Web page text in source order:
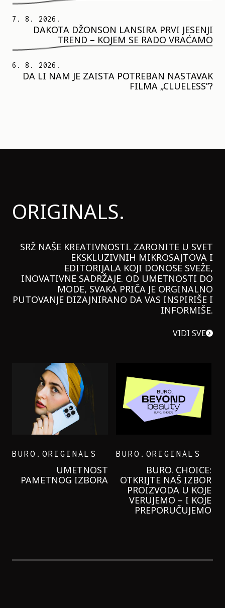
7. 8. 2026.
DAKOTA DŽONSON LANSIRA PRVI JESENJI
TREND – KOJEM SE RADO VRAĆAMO
6. 8. 2026.
DA LI NAM JE ZAISTA POTREBAN NASTAVAK
FILMA „CLUELESS”?
ORIGINALS.
SRŽ NAŠE KREATIVNOSTI. ZARONITE U SVET
EKSKLUZIVNIH MIKROSAJTOVA I
EDITORIJALA KOJI DONOSE SVEŽE,
INOVATIVNE SADRŽAJE. OD UMETNOSTI DO
MODE, SVAKA PRIČA JE ORGINALNO
PUTOVANJE DIZAJNIRANO DA VAS INSPIRIŠE I
INFORMIŠE.
VIDI SVE
GARNIER KREMU I
NIKADA NIŠTA
LAGANIJE NISAM
KORISTILA